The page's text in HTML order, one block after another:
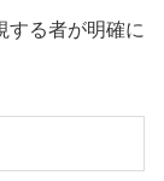
する者が明確に